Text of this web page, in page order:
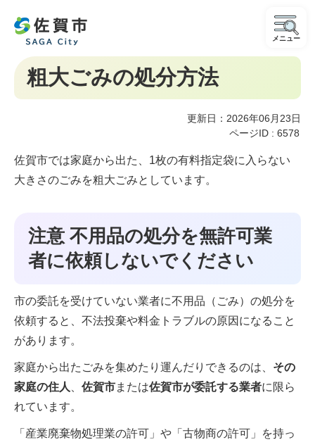
メニュー
粗大ごみの処分方法
更新日：2026年06月23日
ページID : 6578
佐賀市では家庭から出た、1枚の有料指定袋に入らない
大きさのごみを粗大ごみとしています。
注意 不用品の処分を無許可業
者に依頼しないでください
市の委託を受けていない業者に不用品（ごみ）の処分を
依頼すると、不法投棄や料金トラブルの原因になること
があります。
家庭から出たごみを集めたり運んだりできるのは、 その
家庭の住人
佐賀市または佐賀市が委託する業者に限ら
れています。
「産業廃棄物処理業の許可」や「古物商の許可」を持っ